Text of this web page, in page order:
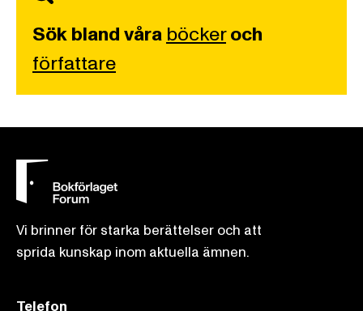
Sök bland våra böckeroch
författare
Vi brinner för starka berättelser och att
sprida kunskap inom aktuella ämnen.
Telefon